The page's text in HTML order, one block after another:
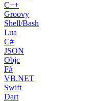
C++
Groovy
Shell/Bash
Lua
C#
JSON
Objc
F#
VB.NET
Swift
Dart